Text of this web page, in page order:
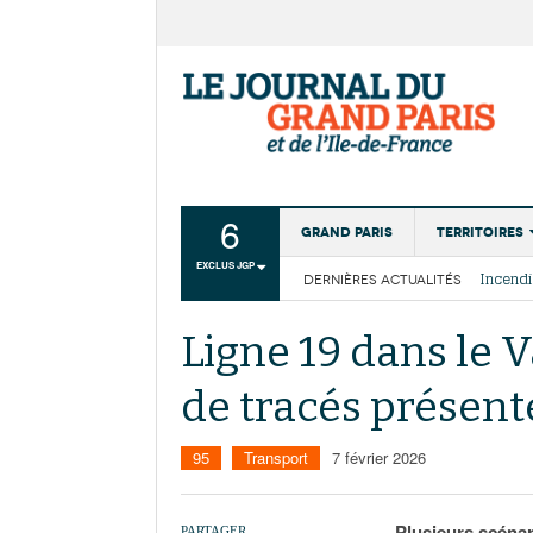
6
EXCLUS JGP
Grand Paris Territoires
Institutions
Services
DERNIÈRES ACTUALITÉS
La
Ligne 19 dans le
de tracés
95 Transport 7 février 2026